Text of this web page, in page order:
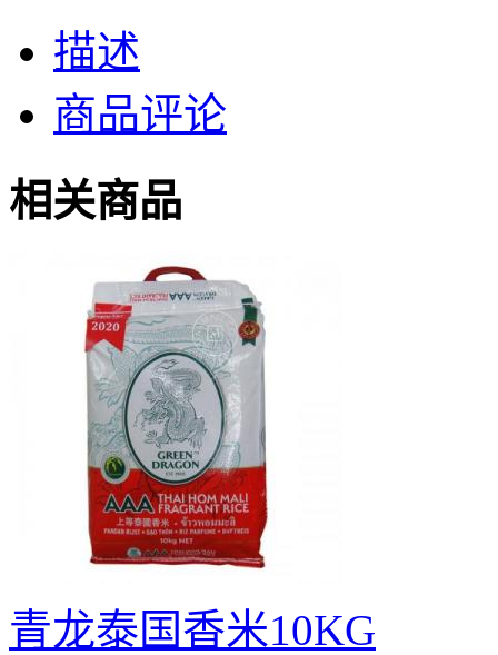
描述
商品评论
相关商品
青龙泰国香米10KG